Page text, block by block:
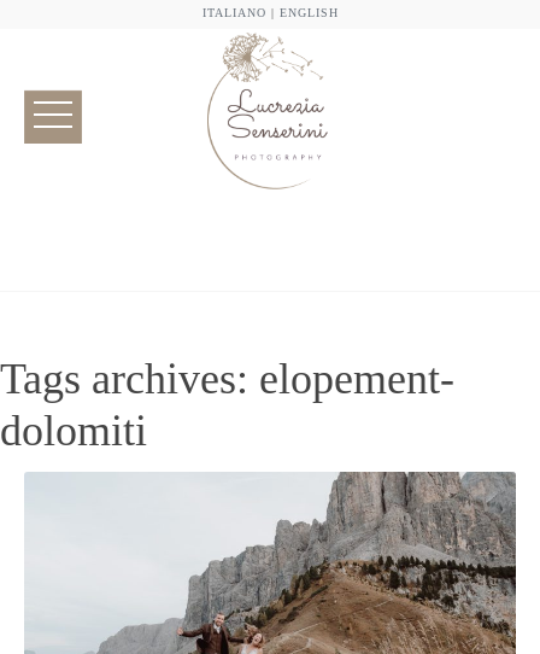
ITALIANO | ENGLISH
Tags archives: elopement-
dolomiti